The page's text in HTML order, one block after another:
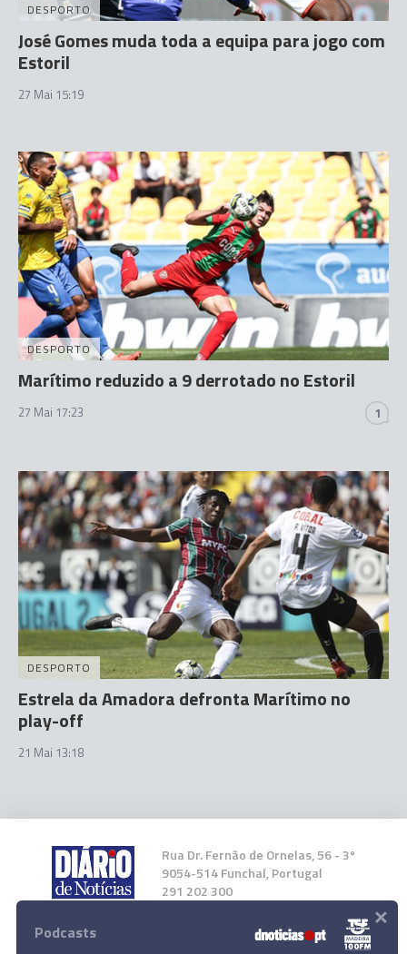
DESPORTO
José Gomes muda toda a equipa para jogo com
Estoril
27 Mai 15:19
DESPORTO
Marítimo reduzido a 9 derrotado no Estoril
27 Mai 17:23 1
DESPORTO
Estrela da Amadora defronta Marítimo no
play-off
21 Mai 13:18
Rua Dr. Fernão de Ornelas, 56 - 3º
9054-514 Funchal, Portugal
291 202 300
Instale a nossa App
Podcasts ×